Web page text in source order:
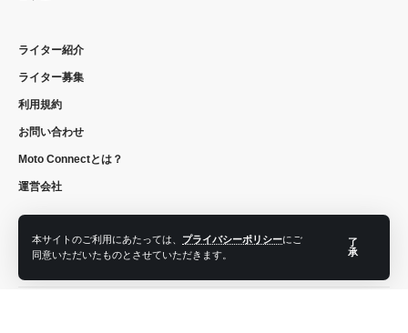
本サイトのご利用にあたっては、 プライバシーポリシーにご
同意いただいたものとさせていただきます。
了
承
ライター紹介
ライター募集
利用規約
お問い合わせ
Moto Connectとは？
運営会社
フォローする